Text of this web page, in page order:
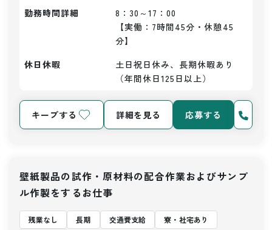
勤務時間詳細
8：30～17：00
【実働：7時間45分・休憩45
分】
休日休暇
土日祝日休み、長期休暇あり
（年間休日125日以上）
キープする 詳細を見る 応募する
壁紙製品の試作・原材料の配合作業およびサンプ
ル作製をするお仕事
残業なし 長期 交通費支給
寮・社宅あり